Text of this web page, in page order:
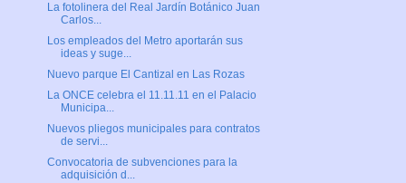
La fotolinera del Real Jardín Botánico Juan
Carlos...
Los empleados del Metro aportarán sus
ideas y suge...
Nuevo parque El Cantizal en Las Rozas
La ONCE celebra el 11.11.11 en el Palacio
Municipa...
Nuevos pliegos municipales para contratos
de servi...
Convocatoria de subvenciones para la
adquisición d...